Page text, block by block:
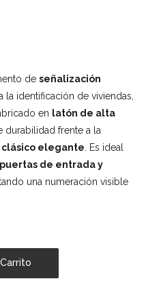
de señalización
la identificación de viviendas,
en latón de alta
durabilidad frente a la
elegante . Es ideal
de entrada y
una numeración visible